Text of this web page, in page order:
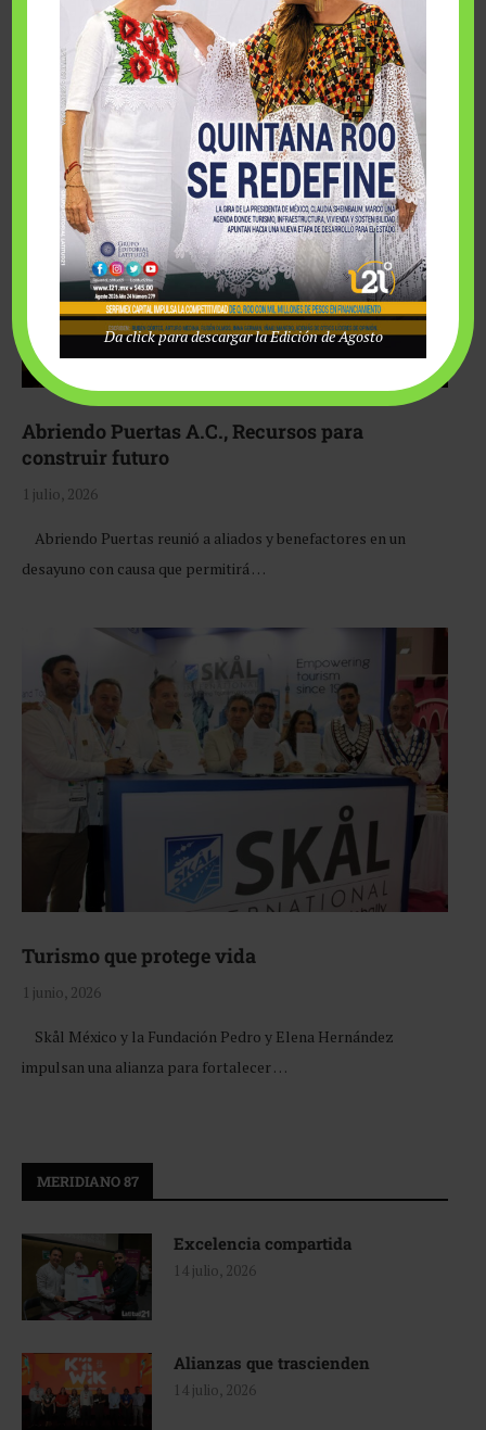
Fairmont Mayakoba y Make-A-Wish México unieron
esfuerzos para hacer realidad el deseo de una …
Abriendo Puertas A.C., Recursos para
construir futuro
1 julio, 2026
Abriendo Puertas reunió a aliados y benefactores en un
desayuno con causa que permitirá …
Turismo que protege vida
1 junio, 2026
Skål México y la Fundación Pedro y Elena Hernández
impulsan una alianza para fortalecer …
MERIDIANO 87
Excelencia compartida
14 julio, 2026
Alianzas que trascienden
14 julio, 2026
Da click para descargar la Edición de Agosto